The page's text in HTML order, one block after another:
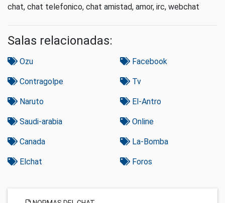
chat, chat telefonico, chat amistad, amor, irc, webchat
Salas relacionadas:
Ozu Facebook
Contragolpe Tv
Naruto El-Antro
Saudi-arabia Online
Canada La-Bomba
Elchat Foros